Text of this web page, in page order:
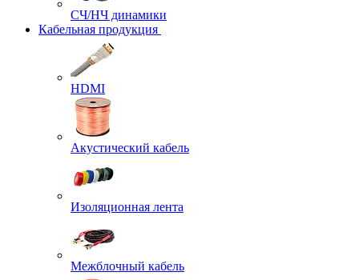
СЧ/НЧ динамики
Кабельная продукция
HDMI
Акустический кабель
Изоляционная лента
Межблочный кабель